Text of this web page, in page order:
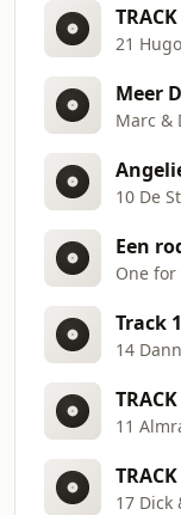
21
Marc &
10 De
Een
One for
Track
14
11
17 Dick